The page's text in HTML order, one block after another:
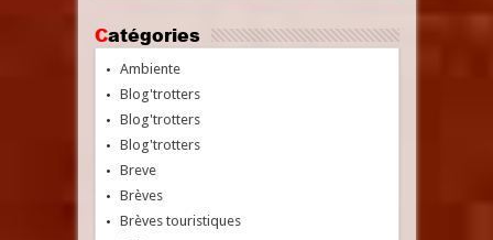
Catégories
Ambiente
Blog'trotters
Blog'trotters
Blog'trotters
Breve
Brèves
Brèves touristiques